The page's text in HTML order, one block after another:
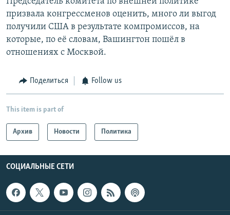
призвала конгрессменов оценить, много ли выгод
получили США в результате компромиссов, на
которые, по её словам, Вашингтон пошёл в
отношениях с Москвой.
Поделиться Follow us
This item is part of
Архив Новости Политика
СОЦИАЛЬНЫЕ СЕТИ